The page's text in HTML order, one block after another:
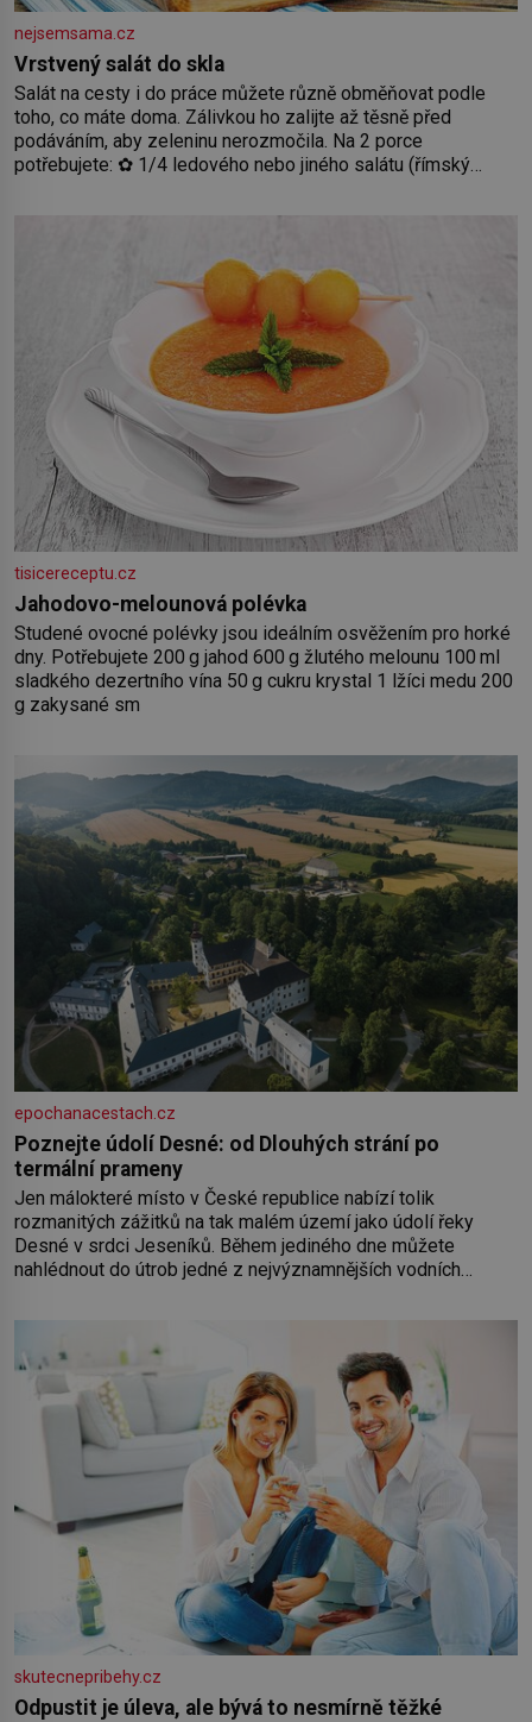
nejsemsama.cz
Vrstvený salát do skla
Salát na cesty i do práce můžete různě obměňovat podle
toho, co máte doma. Zálivkou ho zalijte až těsně před
podáváním, aby zeleninu nerozmočila. Na 2 porce
potřebujete: ✿ 1/4 ledového nebo jiného salátu (římský
2 rajčata Zálivka: ✿ 4 lžíce olivového oleje ✿ 1 lžíci citronové
tisicereceptu.cz
Jahodovo-melounová polévka
Studené ovocné polévky jsou ideálním osvěžením pro horké
dny. Potřebujete 200 g jahod 600 g žlutého melounu 100 ml
sladkého dezertního vína 50 g cukru krystal 1 lžíci medu 200
g zakysané sm
epochanacestach.cz
Poznejte údolí Desné: od Dlouhých strání po
termální prameny
Jen málokteré místo v České republice nabízí tolik
rozmanitých zážitků na tak malém území jako údolí řeky
Desné v srdci Jeseníků. Během jediného dne můžete
nahlédnout do útrob jedné z nejvýznamnějších vodních
koloběžce a den zakončit poznáváním památek ve Velkých
skutecnepribehy.cz
Odpustit je úleva, ale bývá to nesmírně těžké